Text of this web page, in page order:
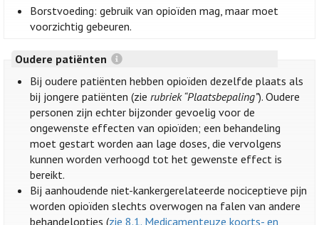
Borstvoeding: gebruik van opioïden mag, maar moet
voorzichtig gebeuren.
Oudere patiënten
Bij oudere patiënten hebben opioïden dezelfde plaats als
bij jongere patiënten (zierubriek “Plaatsbepaling”). Oudere
personen zijn echter bijzonder gevoelig voor de
ongewenste effecten van opioïden; een behandeling
moet gestart worden aan lage doses, die vervolgens
kunnen worden verhoogd tot het gewenste effect is
bereikt.
Bij aanhoudende niet-kankergerelateerde nociceptieve pijn
worden opioïden slechts overwogen na falen van andere
behandelopties (zie 8.1. Medicamenteuze koorts- en